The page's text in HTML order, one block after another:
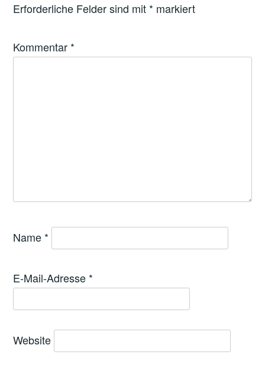
Erforderliche Felder sind mit * markiert
Kommentar *
Name *
E-Mail-Adresse *
Website